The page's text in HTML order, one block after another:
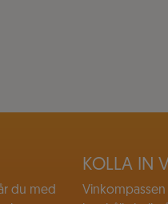
du med
KOLLA IN